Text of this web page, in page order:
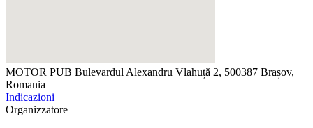
MOTOR PUB Bulevardul Alexandru Vlahuță 2, 500387 Brașov,
Romania
Indicazioni
Organizzatore